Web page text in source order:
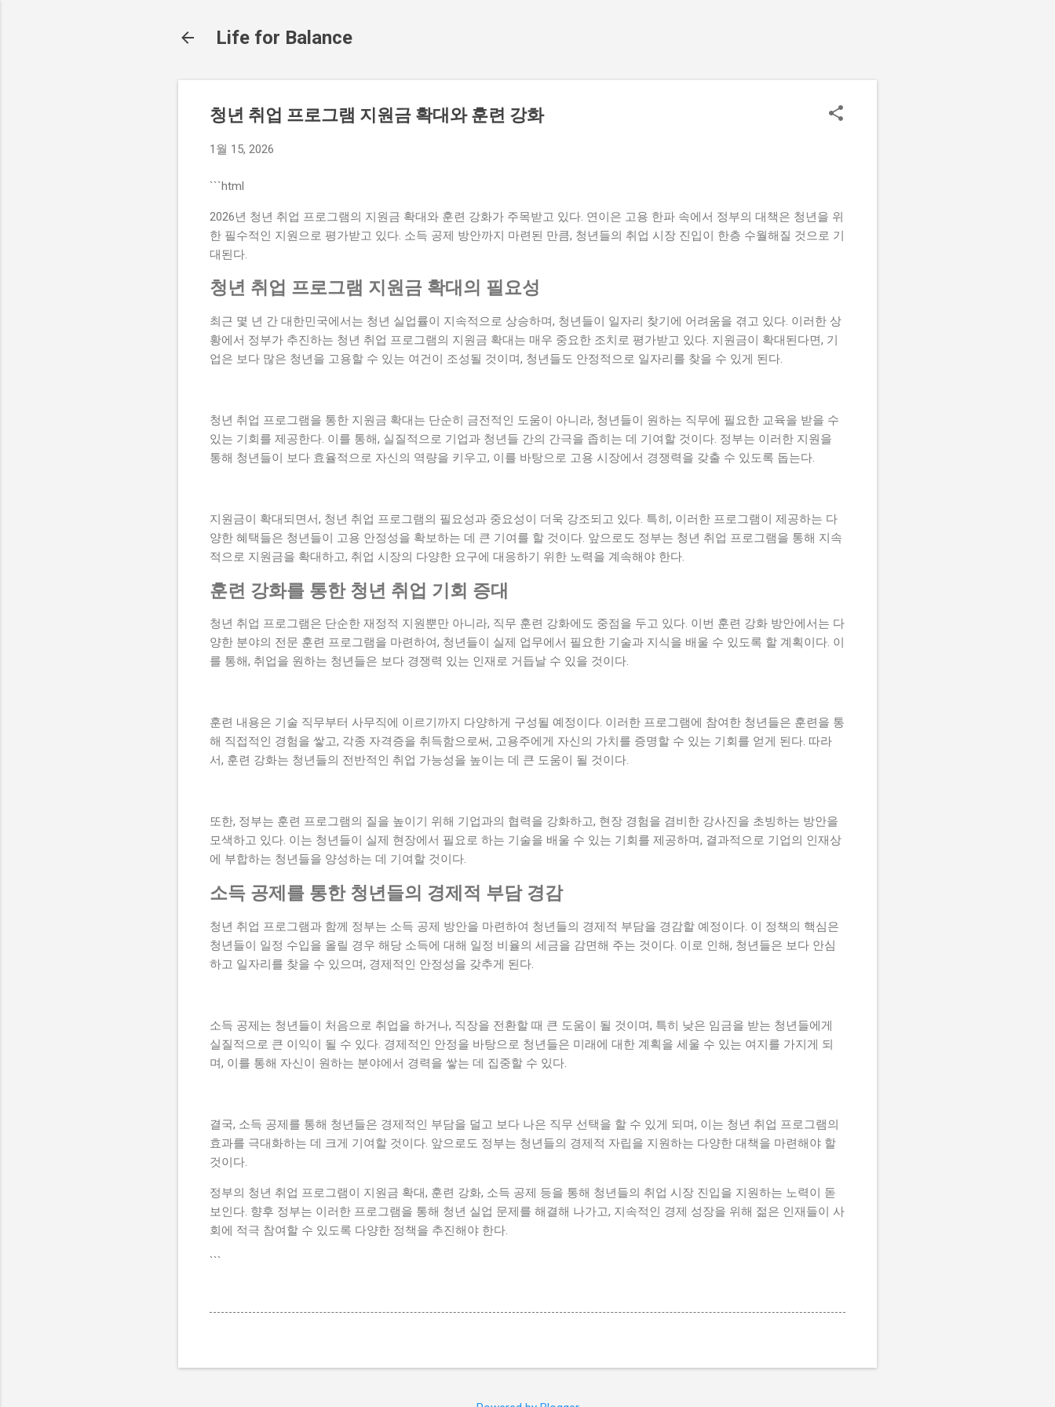
Life for Balance
청년 취업 프로그램 지원금 확대와 훈련 강화
1월 15, 2026
```html
2026년 청년 취업 프로그램의 지원금 확대와 훈련 강화가 주목받고 있다. 연이은 고용 한파 속에서 정부의 대책은 청년을 위
한 필수적인 지원으로 평가받고 있다. 소득 공제 방안까지 마련된 만큼, 청년들의 취업 시장 진입이 한층 수월해질 것으로 기
대된다.
청년 취업 프로그램 지원금 확대의 필요성
최근 몇 년 간 대한민국에서는 청년 실업률이 지속적으로 상승하며, 청년들이 일자리 찾기에 어려움을 겪고 있다. 이러한 상
황에서 정부가 추진하는 청년 취업 프로그램의 지원금 확대는 매우 중요한 조치로 평가받고 있다. 지원금이 확대된다면, 기
업은 보다 많은 청년을 고용할 수 있는 여건이 조성될 것이며, 청년들도 안정적으로 일자리를 찾을 수 있게 된다.
청년 취업 프로그램을 통한 지원금 확대는 단순히 금전적인 도움이 아니라, 청년들이 원하는 직무에 필요한 교육을 받을 수
있는 기회를 제공한다. 이를 통해, 실질적으로 기업과 청년들 간의 간극을 좁히는 데 기여할 것이다. 정부는 이러한 지원을
통해 청년들이 보다 효율적으로 자신의 역량을 키우고, 이를 바탕으로 고용 시장에서 경쟁력을 갖출 수 있도록 돕는다.
지원금이 확대되면서, 청년 취업 프로그램의 필요성과 중요성이 더욱 강조되고 있다. 특히, 이러한 프로그램이 제공하는 다
양한 혜택들은 청년들이 고용 안정성을 확보하는 데 큰 기여를 할 것이다. 앞으로도 정부는 청년 취업 프로그램을 통해 지속
적으로 지원금을 확대하고, 취업 시장의 다양한 요구에 대응하기 위한 노력을 계속해야 한다.
훈련 강화를 통한 청년 취업 기회 증대
청년 취업 프로그램은 단순한 재정적 지원뿐만 아니라, 직무 훈련 강화에도 중점을 두고 있다. 이번 훈련 강화 방안에서는 다
양한 분야의 전문 훈련 프로그램을 마련하여, 청년들이 실제 업무에서 필요한 기술과 지식을 배울 수 있도록 할 계획이다. 이
를 통해, 취업을 원하는 청년들은 보다 경쟁력 있는 인재로 거듭날 수 있을 것이다.
훈련 내용은 기술 직무부터 사무직에 이르기까지 다양하게 구성될 예정이다. 이러한 프로그램에 참여한 청년들은 훈련을 통
해 직접적인 경험을 쌓고, 각종 자격증을 취득함으로써, 고용주에게 자신의 가치를 증명할 수 있는 기회를 얻게 된다. 따라
서, 훈련 강화는 청년들의 전반적인 취업 가능성을 높이는 데 큰 도움이 될 것이다.
또한, 정부는 훈련 프로그램의 질을 높이기 위해 기업과의 협력을 강화하고, 현장 경험을 겸비한 강사진을 초빙하는 방안을
모색하고 있다. 이는 청년들이 실제 현장에서 필요로 하는 기술을 배울 수 있는 기회를 제공하며, 결과적으로 기업의 인재상
에 부합하는 청년들을 양성하는 데 기여할 것이다.
소득 공제를 통한 청년들의 경제적 부담 경감
청년 취업 프로그램과 함께 정부는 소득 공제 방안을 마련하여 청년들의 경제적 부담을 경감할 예정이다. 이 정책의 핵심은
청년들이 일정 수입을 올릴 경우 해당 소득에 대해 일정 비율의 세금을 감면해 주는 것이다. 이로 인해, 청년들은 보다 안심
하고 일자리를 찾을 수 있으며, 경제적인 안정성을 갖추게 된다.
소득 공제는 청년들이 처음으로 취업을 하거나, 직장을 전환할 때 큰 도움이 될 것이며, 특히 낮은 임금을 받는 청년들에게
실질적으로 큰 이익이 될 수 있다. 경제적인 안정을 바탕으로 청년들은 미래에 대한 계획을 세울 수 있는 여지를 가지게 되
며, 이를 통해 자신이 원하는 분야에서 경력을 쌓는 데 집중할 수 있다.
결국, 소득 공제를 통해 청년들은 경제적인 부담을 덜고 보다 나은 직무 선택을 할 수 있게 되며, 이는 청년 취업 프로그램의
효과를 극대화하는 데 크게 기여할 것이다. 앞으로도 정부는 청년들의 경제적 자립을 지원하는 다양한 대책을 마련해야 할
것이다.
정부의 청년 취업 프로그램이 지원금 확대, 훈련 강화, 소득 공제 등을 통해 청년들의 취업 시장 진입을 지원하는 노력이 돋
보인다. 향후 정부는 이러한 프로그램을 통해 청년 실업 문제를 해결해 나가고, 지속적인 경제 성장을 위해 젊은 인재들이 사
회에 적극 참여할 수 있도록 다양한 정책을 추진해야 한다.
```